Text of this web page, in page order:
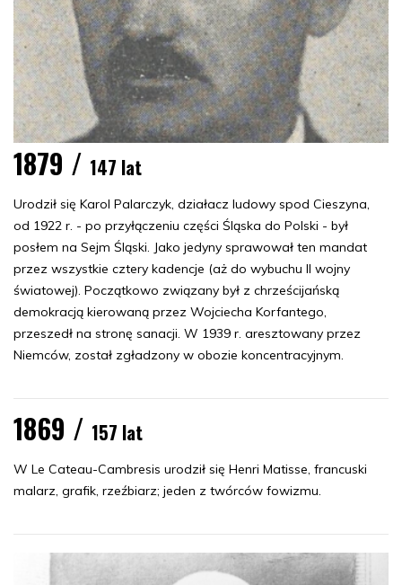
1879 / 147 lat
Urodził się Karol Palarczyk, działacz ludowy spod Cieszyna,
od 1922 r. - po przyłączeniu części Śląska do Polski - był
posłem na Sejm Śląski. Jako jedyny sprawował ten mandat
przez wszystkie cztery kadencje (aż do wybuchu II wojny
światowej). Początkowo związany był z chrześcijańską
demokracją kierowaną przez Wojciecha Korfantego,
przeszedł na stronę sanacji. W 1939 r. aresztowany przez
Niemców, został zgładzony w obozie koncentracyjnym.
1869 / 157 lat
W Le Cateau-Cambresis urodził się Henri Matisse, francuski
malarz, grafik, rzeźbiarz; jeden z twórców fowizmu.